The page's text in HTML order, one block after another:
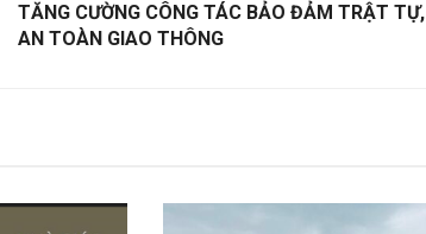
TĂNG CƯỜNG CÔNG TÁC BẢO ĐẢM TRẬT TỰ,
AN TOÀN GIAO THÔNG